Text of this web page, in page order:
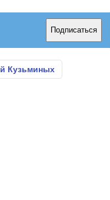
Подписаться
Кузьминых